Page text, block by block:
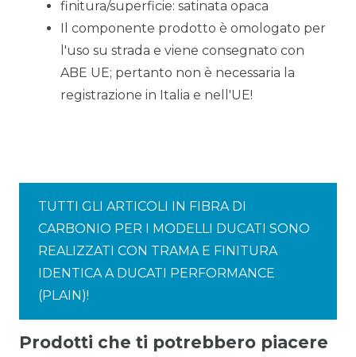
finitura/superficie: satinata opaca
Il componente prodotto è omologato per
l'uso su strada e viene consegnato con
ABE UE; pertanto non è necessaria la
registrazione in Italia e nell'UE!
TUTTI GLI ARTICOLI IN FIBRA DI
CARBONIO PER I MODELLI DUCATI SONO
REALIZZATI CON TRAMA E FINITURA
IDENTICA A DUCATI PERFORMANCE
(PLAIN)!
Prodotti che ti potrebbero piacere